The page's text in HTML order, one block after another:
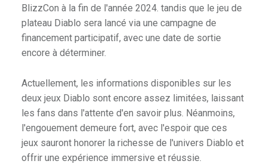
BlizzCon à la fin de l'année 2024. tandis que le jeu de
plateau Diablo sera lancé via une campagne de
financement participatif, avec une date de sortie
encore à déterminer.
Actuellement, les informations disponibles sur les
deux jeux Diablo sont encore assez limitées, laissant
les fans dans l'attente d'en savoir plus. Néanmoins,
l'engouement demeure fort, avec l'espoir que ces
jeux sauront honorer la richesse de l'univers Diablo et
offrir une expérience immersive et réussie.